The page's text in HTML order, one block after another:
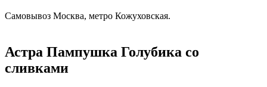
Самовывоз Москва, метро Кожуховская.
Астра Пампушка Голубика со
сливками